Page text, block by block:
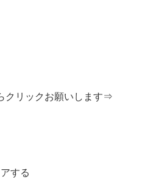
クリックお願いします⇒
する